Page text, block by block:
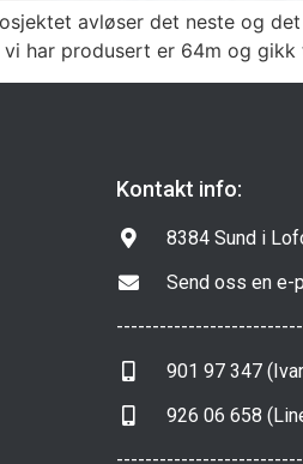
avløser det neste og
har produsert er 64m og
Kontakt info:
8384 Sund i
Send oss en e-
901 97 347
926 06 658